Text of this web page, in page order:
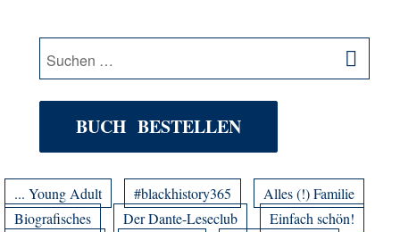
Suche
nach:
BUCH BESTELLEN
... Young Adult #blackhistory365
Alles (!) Familie
Biografisches
Der Dante-Leseclub
Einfach schön!